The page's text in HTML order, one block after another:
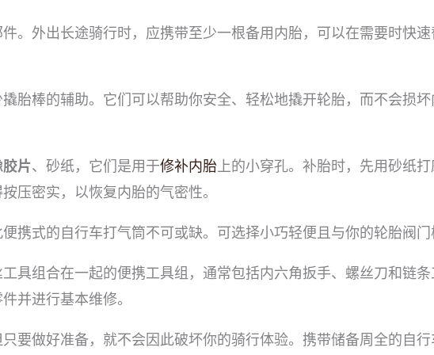
。外出长途骑行时，应携带至少一根备用内胎，可以在需要时快
胎棒的辅助。它们可以帮助你安全、轻松地撬开轮胎，而不会损
片、砂纸，它们是用于修补内胎 上的小穿孔。补胎时，先用砂纸
压密实，以恢复内胎的气密性。
携式的自行车打气筒不可或缺。可选择小巧轻便且与你的轮胎阀门
具组合在一起的便携工具组，通常包括内六角扳手、螺丝刀和链
并进行基本维修。
要做好准备，就不会因此破坏你的骑行体验。携带储备周全的自